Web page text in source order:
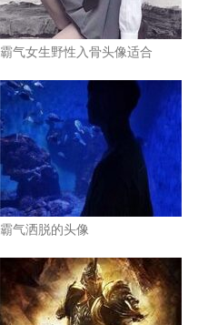
霸气女生野性入骨头像适合
霸气洒脱的头像